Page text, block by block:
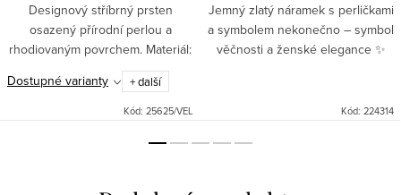
Designový stříbrný prsten
osazený přírodní perlou a
rhodiovaným povrchem. Materiál:
Vysoce kvalitní sterlingové
stříbro 925 Kameny: Kultivovaná
barokní perla s...
Dostupné varianty + další
Kód: 25625/VEL
Jemný zlatý náramek s perličkami
a symbolem nekonečno – symbol
věčnosti a ženské elegance ✨
jemný řetízek na ruku, zářivý...
Kód: 224314